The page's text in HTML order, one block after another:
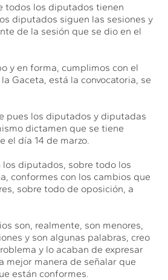
todos los diputados tienen
diputados siguen las sesiones y
de la sesión que se dio en el
y en forma, cumplimos con el
Gaceta, está la convocatoria, se
pues los diputados y diputadas
dictamen que se tiene
el día 14 de marzo.
los diputados, sobre todo los
conformes con los cambios que
sobre todo de oposición, a
son, realmente, son menores,
y son algunas palabras, creo
y lo acaban de expresar
mejor manera de señalar que
están conformes.